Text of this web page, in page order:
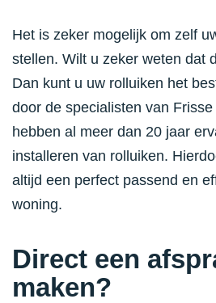
Het is zeker mogelijk om zelf
stellen. Wilt u zeker weten dat
Dan kunt u uw rolluiken het
door de specialisten van
hebben al meer dan 20 jaar
installeren van rolluiken.
altijd een perfect passend en
woning.
Direct een
maken?